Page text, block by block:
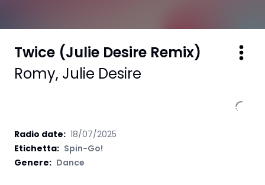
Twice (Julie Desire Remix)
Romy, Julie Desire
Radio date: 18/07/2025
Etichetta: Spin-Go!
Genere: Dance